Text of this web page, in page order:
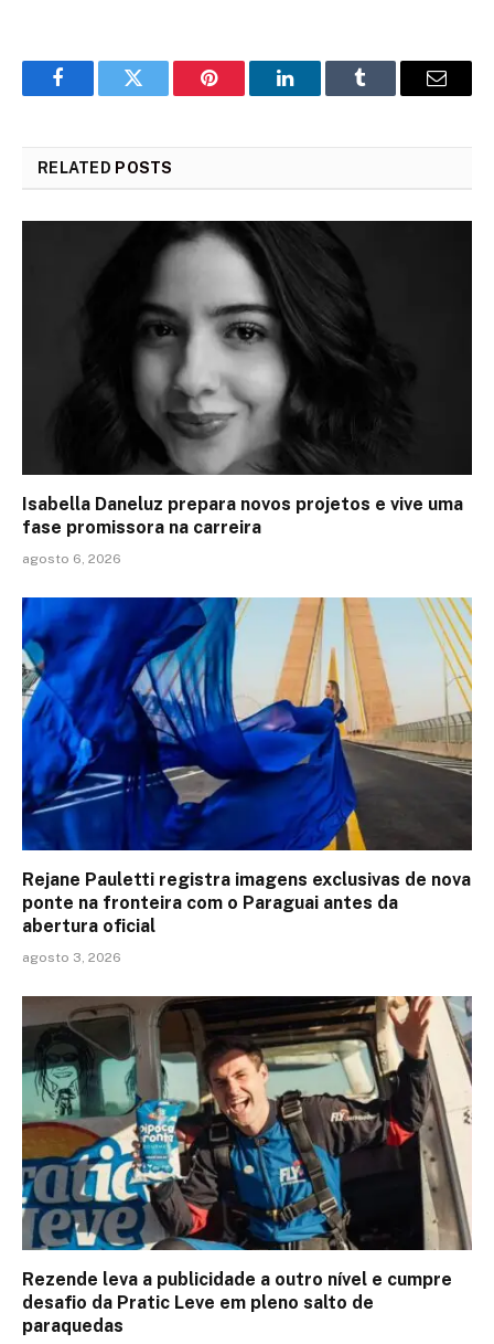
FacebookTwitter Pinterest LinkedInTumblr Email
RELATED POSTS
Isabella Daneluz prepara novos projetos e vive uma
fase promissora na carreira
agosto 6, 2026
Rejane Pauletti registra imagens exclusivas de nova
ponte na fronteira com o Paraguai antes da
abertura oficial
agosto 3, 2026
Rezende leva a publicidade a outro nível e cumpre
desafio da Pratic Leve em pleno salto de
paraquedas